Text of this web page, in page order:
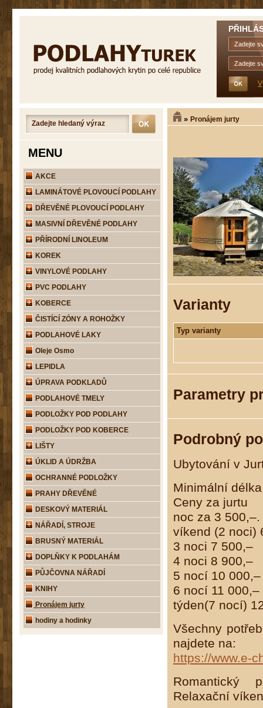
» Pronájem jurty
Varianty
Typ varianty
Parametry
Podrobný
Ubytování v
Minimální
Ceny za jurtu
noc za 3 500,–.
víkend (2 noci)
3 noci 7 500,–
4 noci 8 900,–
5 nocí 10 000,–
6 nocí 11 000,–
týden(7 nocí)
Všechny
najdete na:
https://www.e-
Relaxační
MENU
AKCE
LAMINÁTOVÉ PLOVOUCÍ PODLAHY
DŘEVĚNÉ PLOVOUCÍ PODLAHY
MASIVNÍ DŘEVĚNÉ PODLAHY
PŘÍRODNÍ LINOLEUM
KOREK
VINYLOVÉ PODLAHY
PVC PODLAHY
KOBERCE
ČISTÍCÍ ZÓNY A ROHOŽKY
PODLAHOVÉ LAKY
Oleje Osmo
LEPIDLA
ÚPRAVA PODKLADŮ
PODLAHOVÉ TMELY
PODLOŽKY POD PODLAHY
PODLOŽKY POD KOBERCE
LIŠTY
ÚKLID A ÚDRŽBA
OCHRANNÉ PODLOŽKY
PRAHY DŘEVĚNÉ
DESKOVÝ MATERIÁL
NÁŘADÍ, STROJE
BRUSNÝ MATERIÁL
DOPLŇKY K PODLAHÁM
PŮJČOVNA NÁŘADÍ
KNIHY
Pronájem jurty
hodiny a hodinky